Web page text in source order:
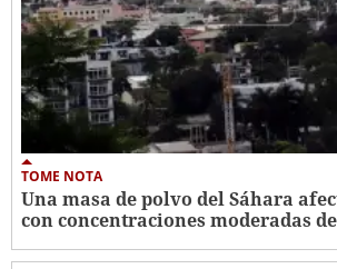
TOME NOTA
Una masa de polvo del Sáhara
con concentraciones moderadas